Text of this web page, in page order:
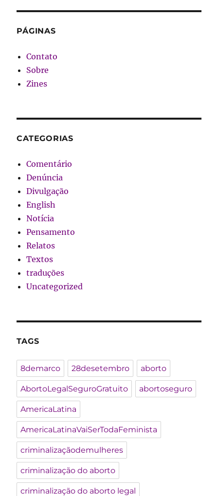
PÁGINAS
Contato
Sobre
Zines
CATEGORIAS
Comentário
Denúncia
Divulgação
English
Notícia
Pensamento
Relatos
Textos
traduções
Uncategorized
TAGS
8demarco 28desetembro aborto
AbortoLegalSeguroGratuito abortoseguro
AmericaLatina
AmericaLatinaVaiSerTodaFeminista
criminalizaçãodemulheres
criminalização do aborto
criminalização do aborto legal